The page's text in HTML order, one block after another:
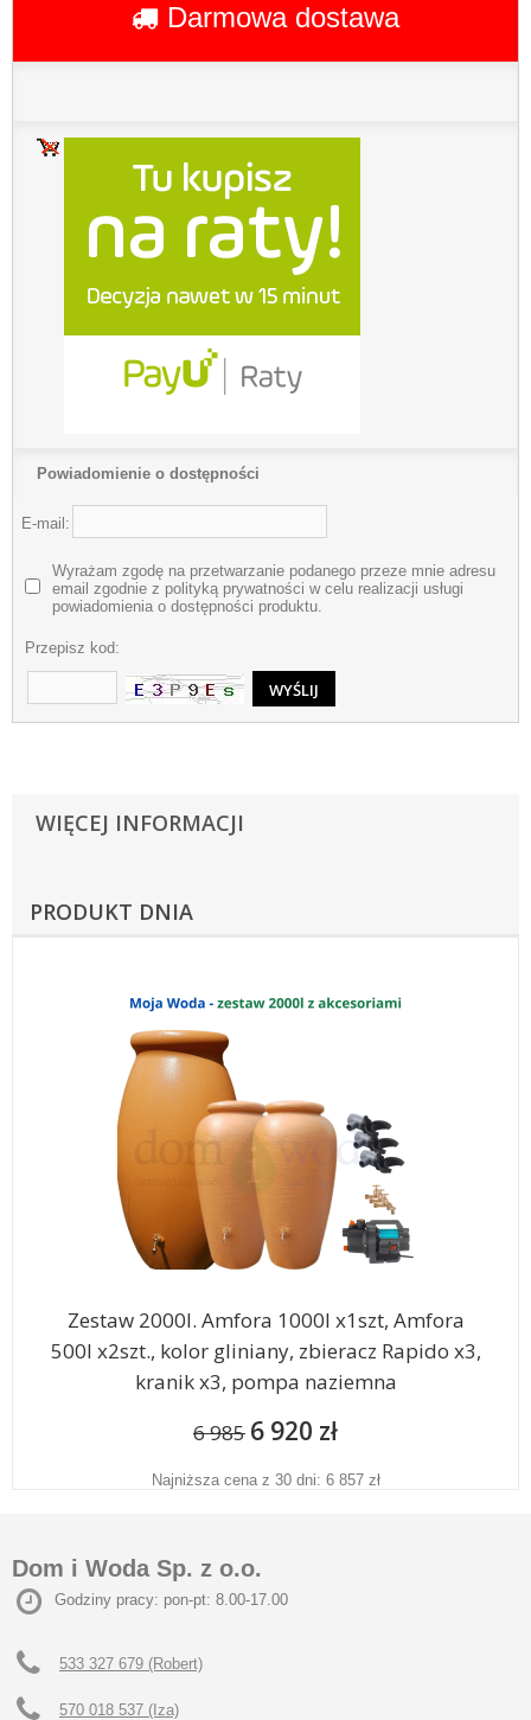
Darmowa dostawa
Powiadomienie o dostępności
E-mail:
Wyrażam zgodę na przetwarzanie podanego przeze mnie adresu
email zgodnie z polityką prywatności w celu realizacji usługi
powiadomienia o dostępności produktu.
Przepisz kod:
WIĘCEJ INFORMACJI
PRODUKT DNIA
Zestaw 2000l. Amfora 1000l x1szt, Amfora
500l x2szt., kolor gliniany, zbieracz Rapido x3,
kranik x3, pompa naziemna
6 985 6 920 zł
Najniższa cena z 30 dni: 6 857 zł
Dom i Woda Sp. z o.o.
Godziny pracy: pon-pt: 8.00-17.00
533 327 679 (Robert)
570 018 537 (Iza)